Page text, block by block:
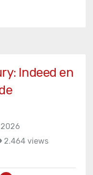
Indeed en
2.464 views